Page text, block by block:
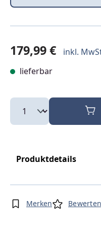
179,99 € inkl.
lieferbar
Produktdetails
Merken Bewerten